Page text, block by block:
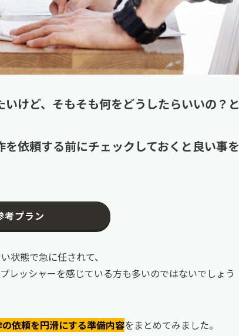
けど、そもそも何をどうしたらいいの？と
依頼する前にチェックしておくと良い事を
考プラン
状態で急に任されて、
レッシャーを感じている方も多いのではないでしょう
依頼を円滑にする準備内容をまとめてみました。